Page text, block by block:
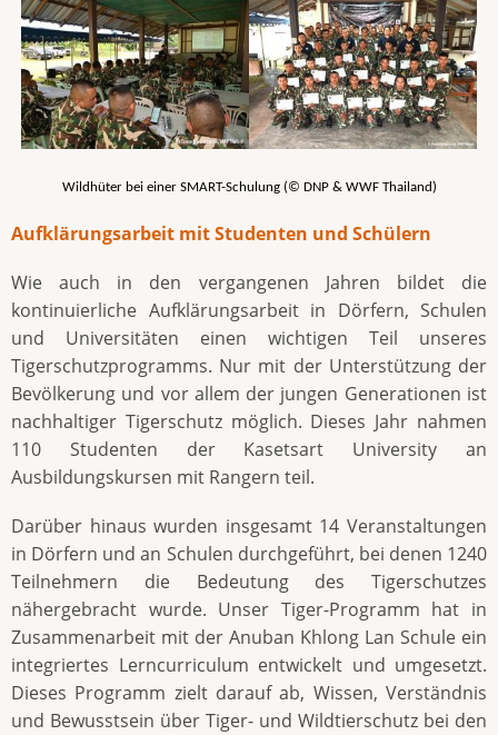
Wildhüter bei einer SMART-Schulung (© DNP & WWF Thailand)
Aufklärungsarbeit mit Studenten und Schülern
Wie auch in den vergangenen Jahren bildet die
kontinuierliche Aufklärungsarbeit in Dörfern, Schulen
und Universitäten einen wichtigen Teil unseres
Tigerschutzprogramms. Nur mit der Unterstützung der
Bevölkerung und vor allem der jungen Generationen ist
nachhaltiger Tigerschutz möglich. Dieses Jahr nahmen
110 Studenten der Kasetsart University an
Ausbildungskursen mit Rangern teil.
Darüber hinaus wurden insgesamt 14 Veranstaltungen
in Dörfern und an Schulen durchgeführt, bei denen 1240
Teilnehmern die Bedeutung des Tigerschutzes
nähergebracht wurde. Unser Tiger-Programm hat in
Zusammenarbeit mit der Anuban Khlong Lan Schule ein
integriertes Lerncurriculum entwickelt und umgesetzt.
Dieses Programm zielt darauf ab, Wissen, Verständnis
und Bewusstsein über Tiger- und Wildtierschutz bei den